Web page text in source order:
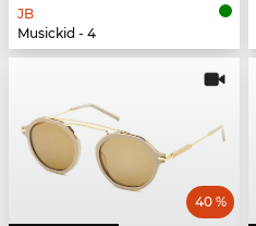
JB
Musickid - 4
40 %